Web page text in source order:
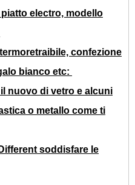
electro, modello
confezione
bianco etc:
nuovo di vetro e alcuni
o metallo come ti
soddisfare le